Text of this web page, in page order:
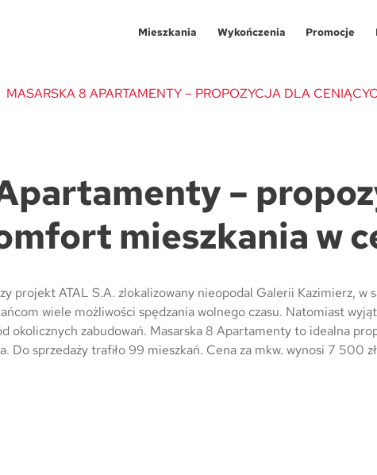
Mieszkania
Aglomeracja Śląska
Kraków
Poznań / Swarzędz
Szczecin
Trójmiasto / Reda
Wykończenia
Pakiety
Realizacje
Promocje
Kraków
Łódź
MASARSKA 8 APARTAMENTY – PROPOZYCJA DLA
–
mieszkania w
projekt ATAL S.A. zlokalizowany nieopodal Galerii Kazimierz, w
wiele możliwości spędzania wolnego czasu. Natomiast
okolicznych zabudowań. Masarska 8 Apartamenty to idealna
Do sprzedaży trafiło 99 mieszkań. Cena za mkw. wynosi 7 500